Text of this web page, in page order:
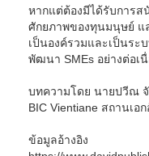
หากแต่ต้องมีได้รับการ
ศักยภาพของทุนมนุษย์ แ
เป็นองค์รวมและเป็นระ
พัฒนา SMEs อย่างต่อเ
บทความโดย นายปวีณ
BIC Vientiane สถานเ
ข้อมูลอ้างอิง